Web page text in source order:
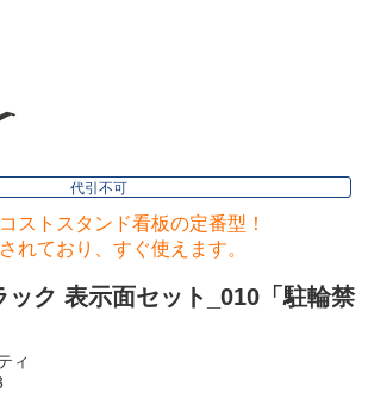
代引不可
ストスタンド看板の定番型！
れており、すぐ使えます。
ック 表示面セット_010「駐輪禁
ィ